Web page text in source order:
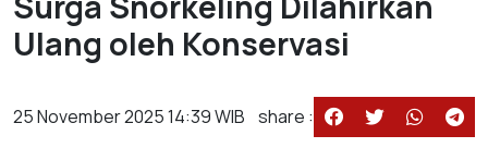
Ulang oleh Konservasi
25 November 2025 14:39 WIB share :